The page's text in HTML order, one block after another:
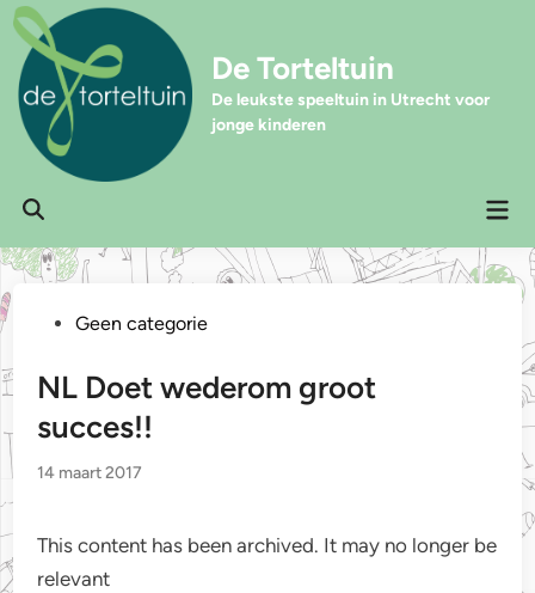
Ga
naar
inhoud
De Torteltuin
De leukste speeltuin in Utrecht voor
jonge kinderen
Zoeken
Geplaatst
Geen categorie
NL Doet wederom groot
succes!!
14 maart 2017
This content has been archived. It may no longer be
relevant